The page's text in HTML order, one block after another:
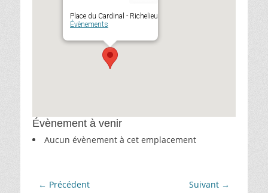
Place du Cardinal - Richelieu
Évènements
Évènement à venir
Aucun évènement à cet emplacement
Navigation
← Précédent
Suivant →